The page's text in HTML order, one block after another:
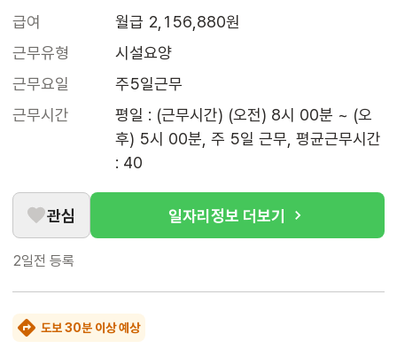
급여
월급 2,156,880원
근무유형
시설요양
근무요일
주5일근무
근무시간
평일 : (근무시간) (오전) 8시 00분 ~ (오
후) 5시 00분, 주 5일 근무, 평균근무시간
: 40
관심 일자리정보 더보기
2일전 등록
도보 30분 이상 예상